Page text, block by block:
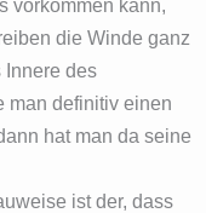
vorkommen kann,
die Winde ganz
Innere des
man definitiv einen
hat man da seine
ist der, dass